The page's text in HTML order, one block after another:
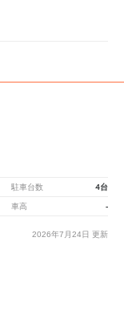
駐車台数 4台
車高 -
2026年7月24日 更新